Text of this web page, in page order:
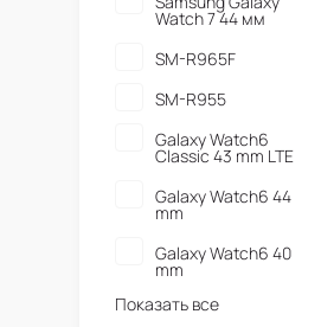
Watch 7 44 мм
SM-R965F
SM-R955
Galaxy Watch6
Classic 43 mm LTE
Galaxy Watch6 44
mm
Galaxy Watch6 40
mm
Показать все